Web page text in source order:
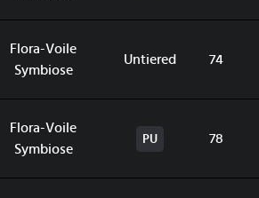
Flora-Voile
Symbiose
Untiered 74
Flora-Voile
Symbiose
PU 78